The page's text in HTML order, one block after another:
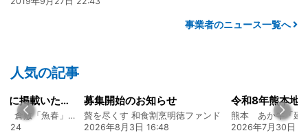
事業者のニュース一覧へ
人気の記事
山陽新聞の一面に掲載いただきました！
創業128年の魚屋 倉敷「魚春」ファンド
募集開始のお知らせ
贅を尽くす 和食割烹明徳ファンド
2026年8月3日 16:48
2026年7月30日